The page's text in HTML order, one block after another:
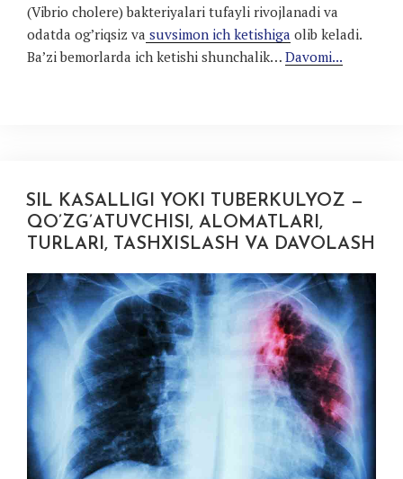
(Vibrio cholere) bakteriyalari tufayli rivojlanadi va
odatda og’riqsiz va suvsimon ich ketishiga olib keladi.
Ba’zi bemorlarda ich ketishi shunchalik… Davomi...
SIL KASALLIGI YOKI TUBERKULYOZ —
QO’ZG’ATUVCHISI, ALOMATLARI,
TURLARI, TASHXISLASH VA DAVOLASH